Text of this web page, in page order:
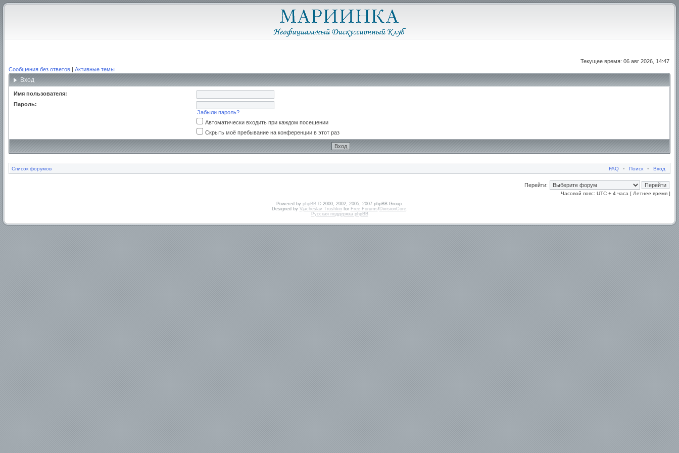
Текущее время: 06 авг 2026, 14:47
Сообщения без ответов | Активные темы
Вход
Имя пользователя:
Пароль:
Забыли пароль?
Автоматически входить при каждом посещении
Скрыть моё пребывание на конференции в этот раз
Список форумов FAQ • Поиск • Вход
Перейти:
Часовой пояс: UTC + 4 часа [ Летнее время ]
Powered by phpBB© 2000, 2002, 2005, 2007 phpBB Group.
Designed by Vjacheslav Trushkinfor Free Forums/DivisionCore.
Русская поддержка phpBB